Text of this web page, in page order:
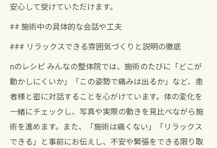
安心して受けていただけます。
## 施術中の具体的な会話や工夫
### リラックスできる雰囲気づくりと説明の徹底
nのレシピ みんなの整体院では、施術のたびに「どこが
動かしにくいか」「この姿勢で痛みは出るか」など、患
者様と密に対話することを心がけています。体の変化を
一緒にチェックし、写真や実際の動きを見比べながら施
術を進めます。また、「施術は痛くない」「リラックス
できる」と事前にお伝えし、不安や緊張をできる限り取